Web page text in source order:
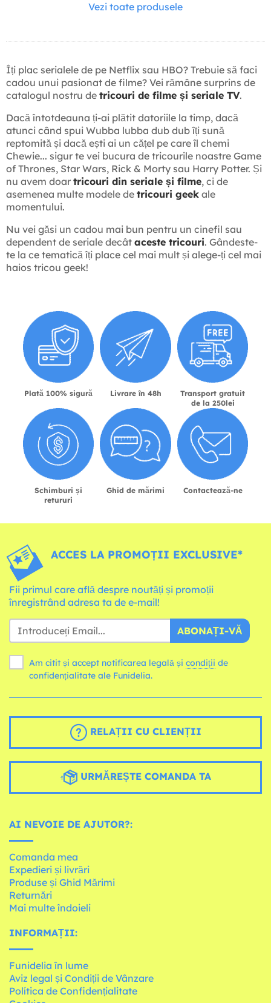
Vezi toate produsele
Îți plac serialele de pe Netflix sau HBO? Trebuie să faci
cadou unui pasionat de filme? Vei rămâne surprins de
catalogul nostru de tricouri de filme și seriale TV.
Dacă întotdeauna ți-ai plătit datoriile la timp, dacă
atunci când spui Wubba lubba dub dub îți sună
reptomită și dacă ești ai un cățel pe care îl chemi
Chewie... sigur te vei bucura de tricourile noastre Game
of Thrones, Star Wars, Rick & Morty sau Harry Potter. Și
nu avem doar tricouri din seriale și filme, ci de
asemenea multe modele de tricouri geek ale
momentului.
Nu vei găsi un cadou mai bun pentru un cinefil sau
dependent de seriale decât aceste tricouri. Gândeste-
te la ce tematică îți place cel mai mult și alege-ți cel mai
haios tricou geek!
Plată 100% sigură Livrare în 48h
Transport gratuit
de la 250lei
Schimburi și
retururi
Ghid de mărimi Contactează-ne
ACCES LA PROMOȚII EXCLUSIVE*
Fii primul care află despre noutăți și promoții
înregistrând adresa ta de e-mail!
ABONAȚI-VĂ
Am citit și accept notificarea legală și condiții
confidențialitate ale Funidelia.
RELAȚII CU CLIENȚII
URMĂREȘTE COMANDA TA
AI NEVOIE DE AJUTOR?:
Comanda mea
Expedieri și livrări
Produse și Ghid Mărimi
Returnări
Mai multe îndoieli
INFORMAȚII:
Funidelia în lume
Aviz legal și Condiții de Vânzare
Política de Confidențialitate